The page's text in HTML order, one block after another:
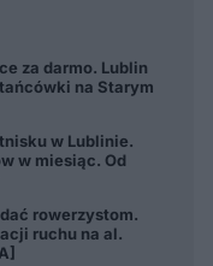
za darmo. Lublin
na Starym
w Lublinie.
w miesiąc. Od
rowerzystom.
ruchu na al.